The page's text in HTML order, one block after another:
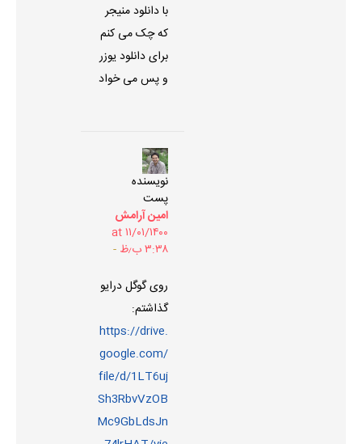
با دانلود منیجر
که چک می کنم
برای دانلود یوزر
و پس می خواد
نویسنده
پست
امین آرامش
۱۱/۰۱/۱۴۰۰ at
۳:۳۸ ب٫ظ
روی گوگل درایو
گذاشتم:
https://drive.
google.com/
file/d/1LT6uj
Sh3RbvVzOB
Mc9GbLdsJn